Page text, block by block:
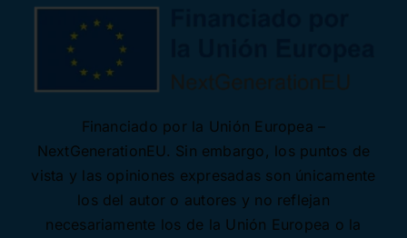
Financiado por la Unión Europea –
NextGenerationEU. Sin embargo, los puntos de
vista y las opiniones expresadas son únicamente
los del autor o autores y no reflejan
necesariamente los de la Unión Europea o la